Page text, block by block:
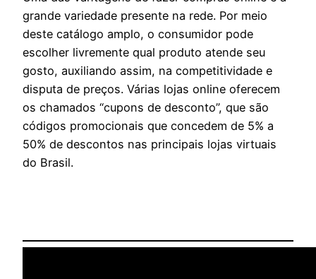
grande variedade presente na rede. Por meio
deste catálogo amplo, o consumidor pode
escolher livremente qual produto atende seu
gosto, auxiliando assim, na competitividade e
disputa de preços. Várias lojas online oferecem
os chamados “cupons de desconto”, que são
códigos promocionais que concedem de 5% a
50% de descontos nas principais lojas virtuais
do Brasil.